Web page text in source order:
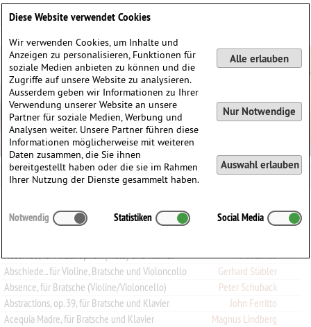
C D I J P
Q
T U Z 0-9
Abschied, für Altsaxophon (Viola) und Klavier
Horst Lohse
Abschiede... für Violine, Bratsche und Violoncollo
Gerhard Stäbler
Absence, für Bratsche (Violine/Violoncello)
Peter Schuback
Abstractions, op. 39, für Bratsche und Klavier
John Ferritto
Acequia Madre, für Bratsche und Klavier
Magnus Lindberg
Diese Website verwendet Cookies
Wir verwenden Cookies, um Inhalte und
Anzeigen zu personalisieren, Funktionen für
soziale Medien anbieten zu können und die
Zugriffe auf unsere Website zu analysieren.
Ausserdem geben wir Informationen zu Ihrer
Verwendung unserer Website an unsere
Partner für soziale Medien, Werbung und
Analysen weiter. Unsere Partner führen diese
Informationen möglicherweise mit weiteren
Daten zusammen, die Sie ihnen
bereitgestellt haben oder die sie im Rahmen
Ihrer Nutzung der Dienste gesammelt haben.
Alle erlauben
Nur Notwendige
Auswahl erlauben
Notwendig Statistiken Social Media